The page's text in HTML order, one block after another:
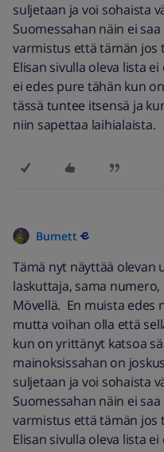
suljetaan ja voi sohaista
Suomessahan näin ei
varmistus että tämän jos
Elisan sivulla oleva lista
ei edes pure tähän kun
tässä tuntee itsensä ja
niin sapettaa laihialaista.
Burnett
Tämä nyt näyttää olevan
laskuttaja, sama
Mövellä. En muista edes
mutta voihan olla että
kun on yrittänyt katsoa
mainoksissahan on
suljetaan ja voi sohaista
Suomessahan näin ei
varmistus että tämän jos
Elisan sivulla oleva lista